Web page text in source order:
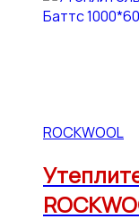
ROCKWOOL